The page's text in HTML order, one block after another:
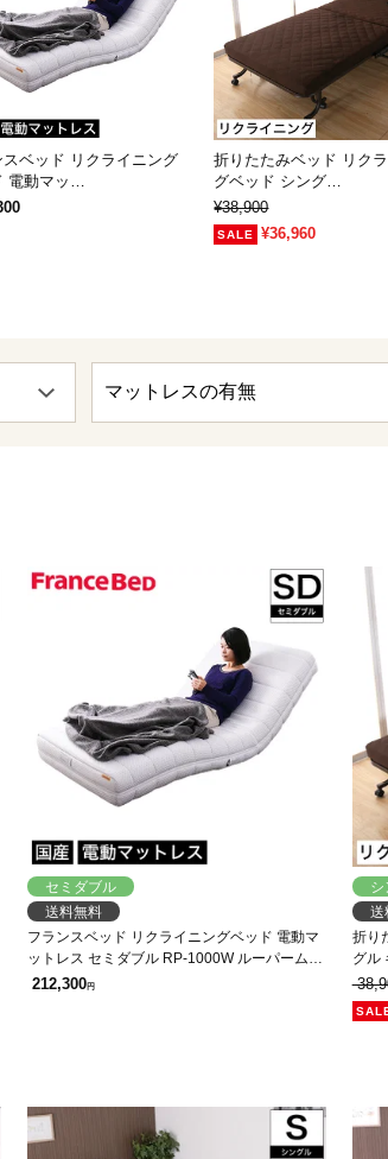
スベッド リクライニング
電動マッ…
折りたたみベッド リク
グベッド シング…
¥38,900
¥36,960
セミダブル
送料無料
フランスベッド リクライニングベッド 電動マ
ットレス セミダブル RP-1000W ルーパームー
ブ 2モーター 無段階調整 リモコン操作
212,300円
シ
送
折り
グル